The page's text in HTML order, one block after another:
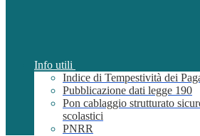
Info utili
Indice di Tempestività dei
Pubblicazione dati legge 190
Pon cablaggio strutturato
scolastici
PNRR